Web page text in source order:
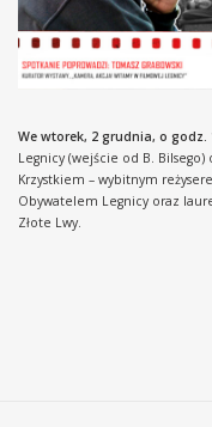
We wtorek, 2 grudnia, o godz.
Legnicy (wejście od B.
Krzystkiem – wybitnym
Obywatelem Legnicy oraz
Złote Lwy.